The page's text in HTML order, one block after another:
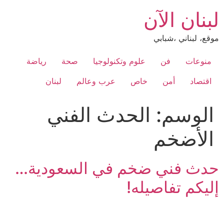
content
لبنان الآن
موقع، لبناني ،شبابي
منوعات فن علوم وتكنولوجيا صحة
رياضة
اقتصاد
أمن خاص عرب وعالم لبنان
الوسم: الحدث الفني
الأضخم
حدث فني ضخم في السعودية…
إليكم تفاصيله!